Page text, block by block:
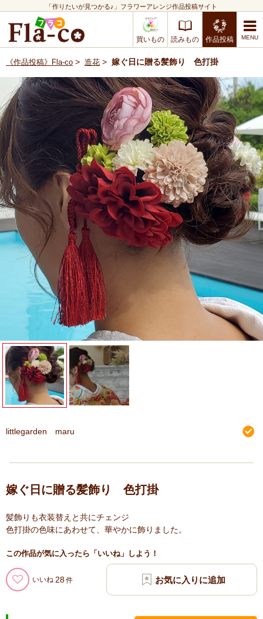
「作りたいが見つかる♪」フラワーアレンジ作品投稿サイト
買いもの 読みもの 作品投稿
《作品投稿》Fla-co > 造花 > 嫁ぐ日に贈る髪飾り 色打掛
littlegarden maru
嫁ぐ日に贈る髪飾り 色打掛
髪飾りも衣装替えと共にチェンジ
色打掛の色味にあわせて、華やかに飾りました。
この作品が気に入ったら「いいね」しよう！
いいね 28